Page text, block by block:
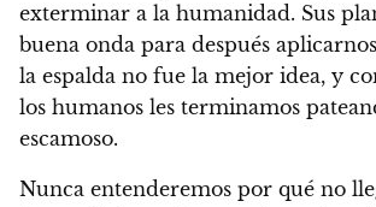
exterminar a la humanidad. Sus
buena onda para después
la espalda no fue la mejor idea, y
los humanos les terminamos
escamoso.
Nunca entenderemos por qué no